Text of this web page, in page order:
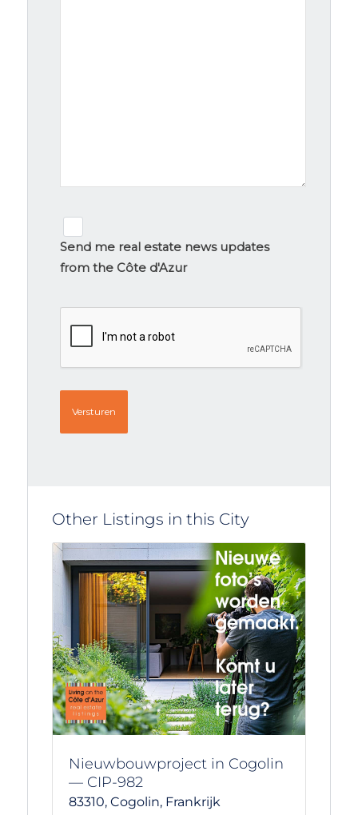
signup
Send me real estate news updates
from the Côte d'Azur
Other Listings in this City
Nieuwbouwproject in Cogolin
— CIP-982
83310, Cogolin, Frankrijk